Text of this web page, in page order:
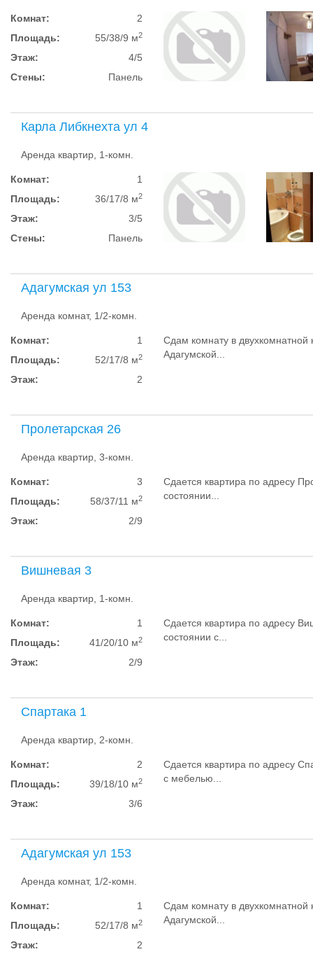
Комнат:
2
Площадь:
55/38/9 м2
Этаж:
4/5
Стены:
Панель
Карла Либкнехта ул 4
Аренда квартир, 1-комн.
Комнат:
1
Площадь:
36/17/8 м2
Этаж:
3/5
Стены:
Панель
Адагумская ул 153
Аренда комнат, 1/2-комн.
Комнат:
1
Площадь:
52/17/8 м2
Этаж: 2
Сдам комнату в двухкомнатной
Адагумской...
Пролетарская 26
Аренда квартир, 3-комн.
Комнат:
3
Площадь:
58/37/11 м2
Этаж: 2/9
Сдается квартира по адресу
состоянии...
Вишневая 3
Аренда квартир, 1-комн.
Комнат:
1
Площадь:
41/20/10 м2
Этаж: 2/9
Сдается квартира по адресу
состоянии с...
Спартака 1
Аренда квартир, 2-комн.
Комнат:
2
Площадь:
39/18/10 м2
Этаж: 3/6
Сдается квартира по адресу
с мебелью...
Адагумская ул 153
Аренда комнат, 1/2-комн.
Комнат:
1
Площадь:
52/17/8 м2
Этаж: 2
Сдам комнату в двухкомнатной
Адагумской...